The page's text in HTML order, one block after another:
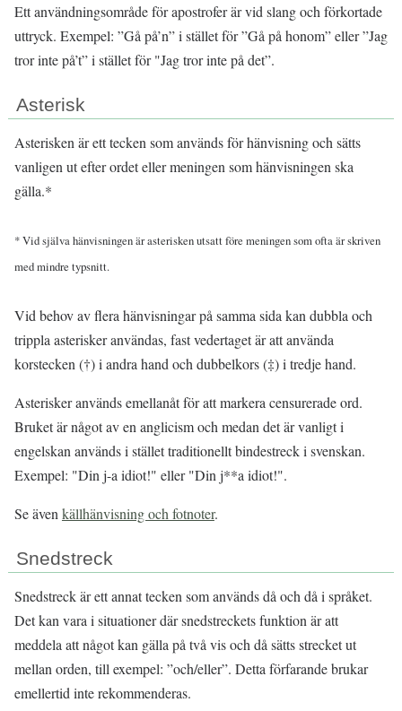
Ett användningsområde för apostrofer är vid slang och förkortade
uttryck. Exempel: ”Gå på’n” i stället för ”Gå på honom” eller ”Jag
tror inte på’t” i stället för "Jag tror inte på det”.
Asterisk
Asterisken är ett tecken som används för hänvisning och sätts
vanligen ut efter ordet eller meningen som hänvisningen ska
gälla.*
* Vid själva hänvisningen är asterisken utsatt före meningen som ofta är skriven
med mindre typsnitt.
Vid behov av flera hänvisningar på samma sida kan dubbla och
trippla asterisker användas, fast vedertaget är att använda
korstecken (†) i andra hand och dubbelkors (‡) i tredje hand.
Asterisker används emellanåt för att markera censurerade ord.
Bruket är något av en anglicism och medan det är vanligt i
engelskan används i stället traditionellt bindestreck i svenskan.
Exempel: "Din j-a idiot!" eller "Din j**a idiot!".
Se även källhänvisning och fotnoter.
Snedstreck
Snedstreck är ett annat tecken som används då och då i språket.
Det kan vara i situationer där snedstreckets funktion är att
meddela att något kan gälla på två vis och då sätts strecket ut
mellan orden, till exempel: ”och/eller”. Detta förfarande brukar
emellertid inte rekommenderas.